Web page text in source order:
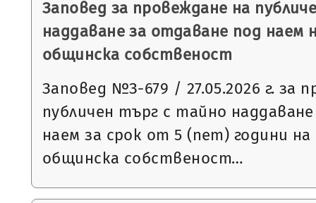
Заповед за провеждане на
наддаване за отдаване под наем
общинска собственост
Заповед №З-679 / 27.05.2026 г. за
публичен търг с тайно
наем за срок от 5 (пет) години
общинска собственост…